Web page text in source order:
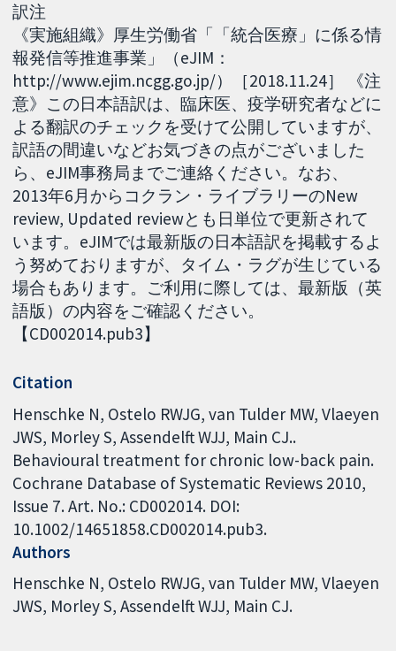
訳注
《実施組織》厚生労働省「「統合医療」に係る情
報発信等推進事業」（eJIM：
http://www.ejim.ncgg.go.jp/）［2018.11.24］ 《注
意》この日本語訳は、臨床医、疫学研究者などに
よる翻訳のチェックを受けて公開していますが、
訳語の間違いなどお気づきの点がございました
ら、eJIM事務局までご連絡ください。なお、
2013年6月からコクラン・ライブラリーのNew
review, Updated reviewとも日単位で更新されて
います。eJIMでは最新版の日本語訳を掲載するよ
う努めておりますが、タイム・ラグが生じている
場合もあります。ご利用に際しては、最新版（英
語版）の内容をご確認ください。
【CD002014.pub3】
Citation
Henschke N, Ostelo RWJG, van Tulder MW, Vlaeyen
JWS, Morley S, Assendelft WJJ, Main CJ..
Behavioural treatment for chronic low-back pain.
Cochrane Database of Systematic Reviews 2010,
Issue 7. Art. No.: CD002014. DOI:
10.1002/14651858.CD002014.pub3.
Authors
Henschke N Ostelo RWJG van Tulder MW Vlaeyen
JWS Morley S Assendelft WJJ Main CJ.